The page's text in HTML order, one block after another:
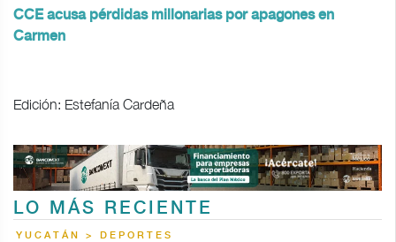
CCE acusa pérdidas millonarias por apagones en
Carmen
Edición: Estefanía Cardeña
LO MÁS RECIENTE
YUCATÁN > DEPORTES